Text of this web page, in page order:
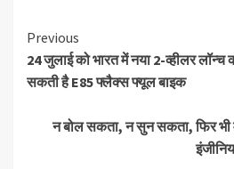
Continue
Reading
Previous
24 जुलाई को भारत में नया 2-व्हीलर
सकती है E85 फ्लैक्स फ्यूल बाइक
न बोल सकता, न सुन सकता, फिर